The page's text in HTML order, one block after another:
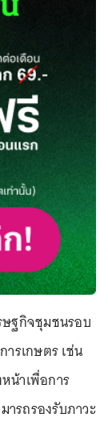
ษฐกิจชุมชนรอบ
รเกษตร เช่น
น้าเพื่อการ
ารถรองรับภาวะ